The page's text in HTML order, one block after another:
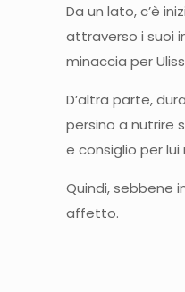
Da un lato, c’è
attraverso i suoi
minaccia per
D’altra parte,
persino a nutrire
e consiglio per
Quindi, sebbene
affetto.